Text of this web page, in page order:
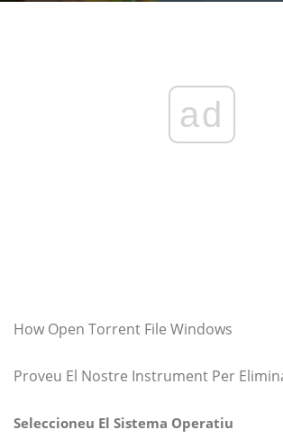
ad
How Open Torrent File Windows
Proveu El Nostre Instrument Per
Seleccioneu El Sistema Operatiu